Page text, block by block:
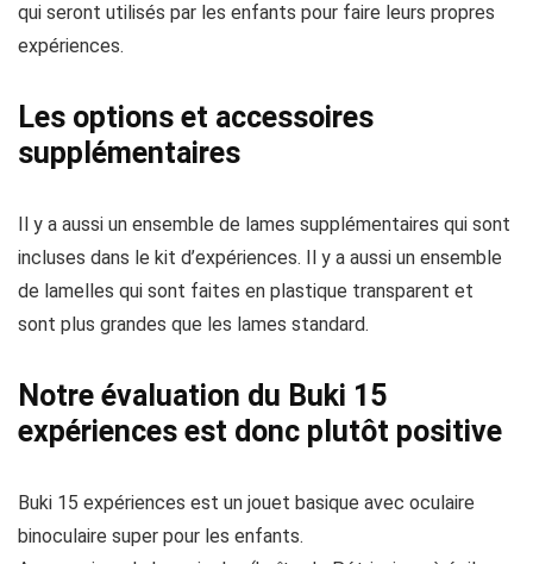
qui seront utilisés par les enfants pour faire leurs propres
expériences.
Les options et accessoires
supplémentaires
Il y a aussi un ensemble de lames supplémentaires qui sont
incluses dans le kit d’expériences. Il y a aussi un ensemble
de lamelles qui sont faites en plastique transparent et
sont plus grandes que les lames standard.
Notre évaluation du Buki 15
expériences est donc plutôt positive
Buki 15 expériences est un jouet basique avec oculaire
binoculaire super pour les enfants.